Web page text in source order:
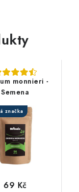
monnieri -
Semena
značka
69 Kč